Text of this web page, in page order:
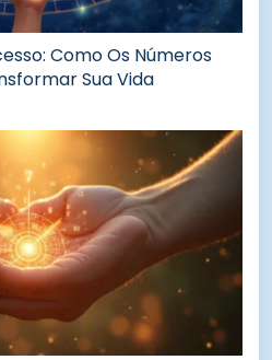
Como Os Números
Sua Vida